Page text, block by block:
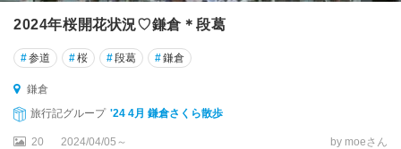
2024年桜開花状況♡鎌倉＊段葛
#参道 #桜 #段葛 #鎌倉
鎌倉
旅行記グループ '24 4月 鎌倉さくら散歩
20 2024/04/05～ by moeさん